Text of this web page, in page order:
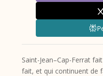
Saint-Jean–Cap-Ferrat
fait, et qui continuent de